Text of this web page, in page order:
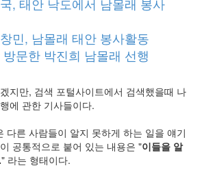
, 태안 낙도에서 남몰래 봉사
민, 남몰래 태안 봉사활동
문한 박진희 남몰래 선행
지만, 검색 포털사이트에서 검색했을때 나
에 관한 기사들이다.
다른 사람들이 알지 못하게 하는 일을 얘기
공통적으로 붙어 있는 내용은 "이들을 알
" 라는 형태이다.